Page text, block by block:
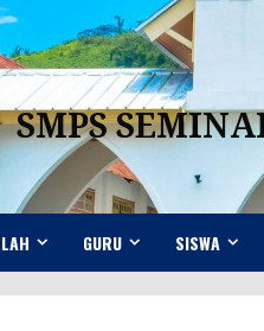
SMPS
GURU SISWA